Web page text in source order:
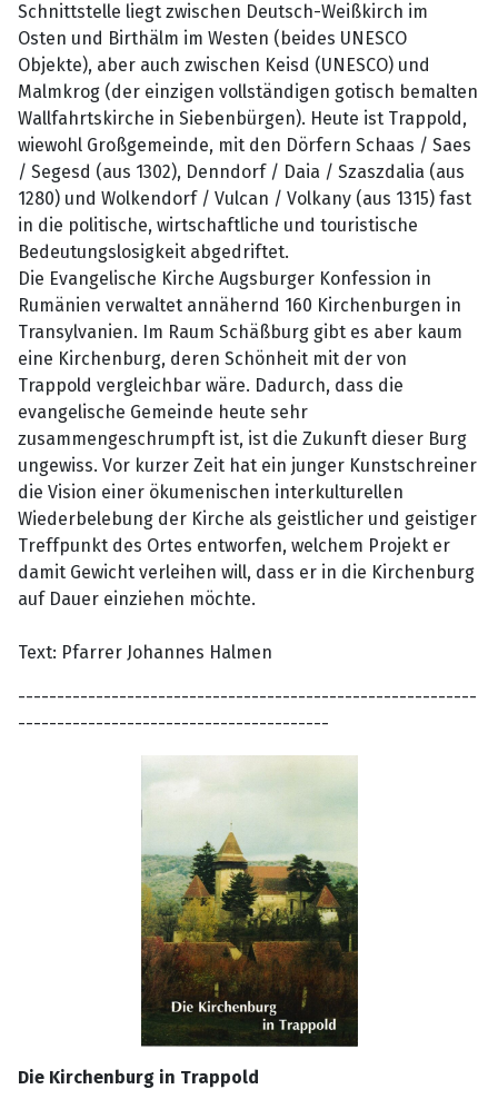
Schnittstelle liegt zwischen Deutsch-Weißkirch im
Osten und Birthälm im Westen (beides UNESCO
Objekte), aber auch zwischen Keisd (UNESCO) und
Malmkrog (der einzigen vollständigen gotisch bemalten
Wallfahrtskirche in Siebenbürgen). Heute ist Trappold,
wiewohl Großgemeinde, mit den Dörfern Schaas / Saes
/ Segesd (aus 1302), Denndorf / Daia / Szaszdalia (aus
1280) und Wolkendorf / Vulcan / Volkany (aus 1315) fast
in die politische, wirtschaftliche und touristische
Bedeutungslosigkeit abgedriftet.
Die Evangelische Kirche Augsburger Konfession in
Rumänien verwaltet annähernd 160 Kirchenburgen in
Transylvanien. Im Raum Schäßburg gibt es aber kaum
eine Kirchenburg, deren Schönheit mit der von
Trappold vergleichbar wäre. Dadurch, dass die
evangelische Gemeinde heute sehr
zusammengeschrumpft ist, ist die Zukunft dieser Burg
ungewiss. Vor kurzer Zeit hat ein junger Kunstschreiner
die Vision einer ökumenischen interkulturellen
Wiederbelebung der Kirche als geistlicher und geistiger
Treffpunkt des Ortes entworfen, welchem Projekt er
damit Gewicht verleihen will, dass er in die Kirchenburg
auf Dauer einziehen möchte.
Text: Pfarrer Johannes Halmen
-----------------------------------------------------------
----------------------------------------
Die Kirchenburg in Trappold